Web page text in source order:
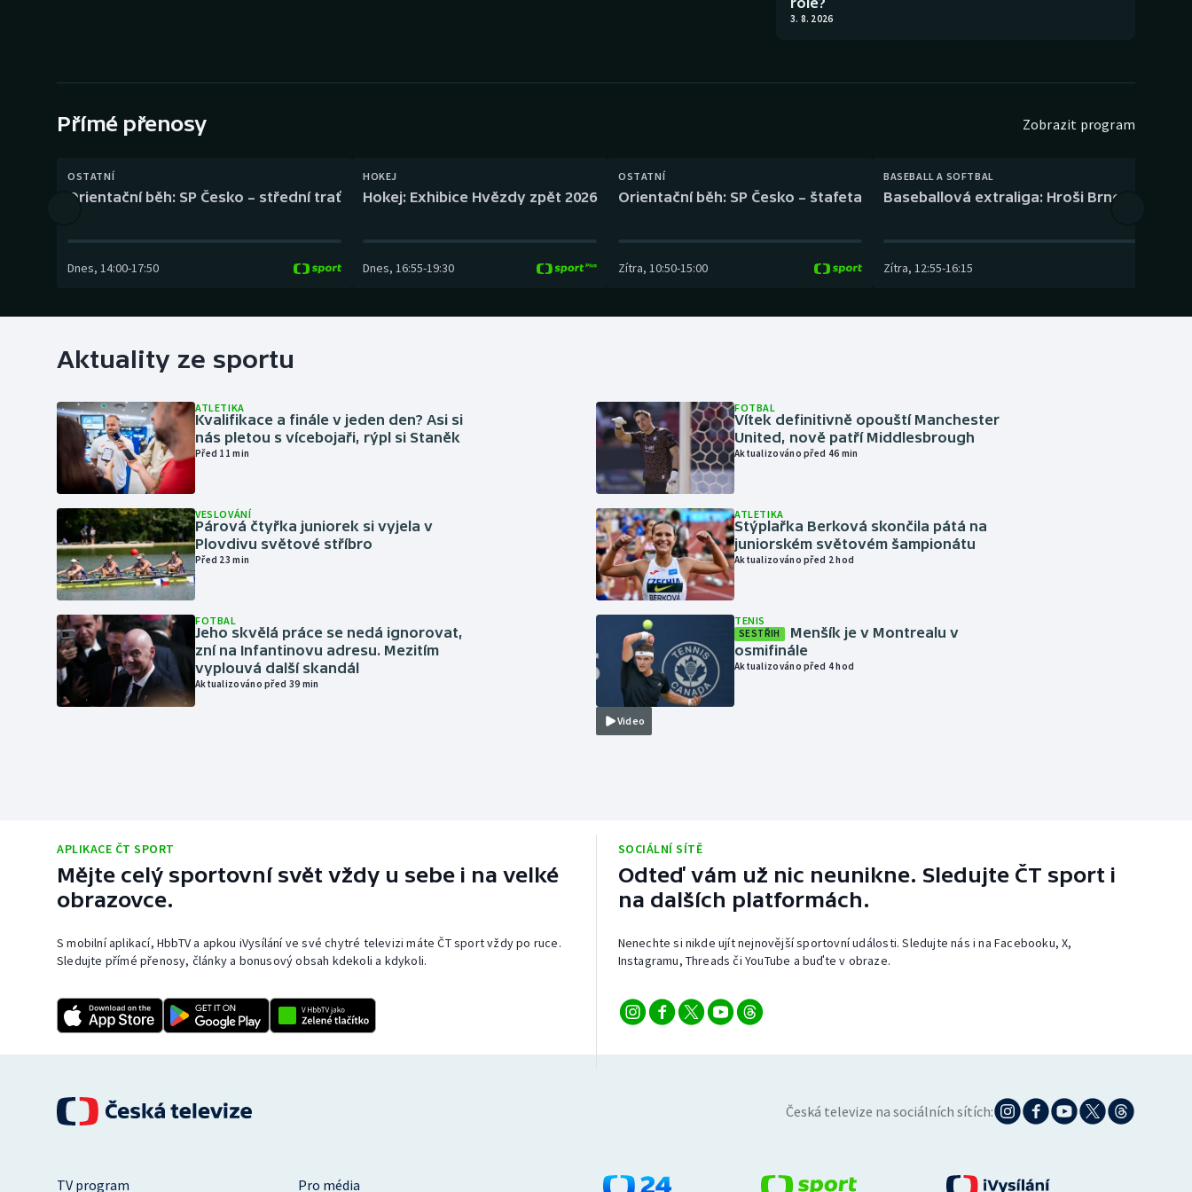
Ostatní
3. 8. 2026
Přímé přenosy Zobrazit program
OSTATNÍ
Orientační běh: SP Česko – střední trať
Dnes, 14:00-17:50
HOKEJ
Hokej: Exhibice Hvězdy zpět 2026
Dnes, 16:55-19:30
OSTATNÍ
Orientační běh: SP Česko – štafeta
Zítra, 10:50-15:00
BASEBALL A SOFTBAL
Baseballová extraliga: Hroši Brno – Eagles
Zítra, 12:55-16:15
Aktuality ze sportu
ATLETIKA
Kvalifikace a finále v jeden den? Asi si
nás pletou s vícebojaři, rýpl si Staněk
Před 11 min
VESLOVÁNÍ
Párová čtyřka juniorek si vyjela v
Plovdivu světové stříbro
Před 23 min
FOTBAL
Jeho skvělá práce se nedá ignorovat,
zní na Infantinovu adresu. Mezitím
vyplouvá další skandál
Aktualizováno před 39 min
FOTBAL
Vítek definitivně opouští Manchester
United, nově patří Middlesbrough
Aktualizováno před 46 min
ATLETIKA
Stýplařka Berková skončila pátá na
juniorském světovém šampionátu
Aktualizováno před 2 hod
Video
TENIS
SESTŘIH
Menšík je v Montrealu v
osmifinále
Aktualizováno před 4 hod
APLIKACE ČT SPORT
Mějte celý sportovní svět vždy u sebe i na velké
obrazovce.
S mobilní aplikací, HbbTV a apkou iVysílání ve své chytré televizi máte ČT sport vždy po ruce.
Sledujte přímé přenosy, články a bonusový obsah kdekoli a kdykoli.
SOCIÁLNÍ SÍTĚ
Odteď vám už nic neunikne. Sledujte ČT sport i
na dalších platformách.
Nenechte si nikde ujít nejnovější sportovní události. Sledujte nás i na Facebooku, X,
Instagramu, Threads či YouTube a buďte v obraze.
Česká televize na sociálních sítích:
TV program Pro média